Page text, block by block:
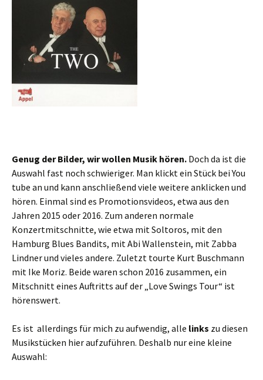
Genug der Bilder, wir wollen Musik hören. Doch da ist die
Auswahl fast noch schwieriger. Man klickt ein Stück bei You
tube an und kann anschließend viele weitere anklicken und
hören. Einmal sind es Promotionsvideos, etwa aus den
Jahren 2015 oder 2016. Zum anderen normale
Konzertmitschnitte, wie etwa mit Soltoros, mit den
Hamburg Blues Bandits, mit Abi Wallenstein, mit Zabba
Lindner und vieles andere. Zuletzt tourte Kurt Buschmann
mit Ike Moriz. Beide waren schon 2016 zusammen, ein
Mitschnitt eines Auftritts auf der „Love Swings Tour“ ist
hörenswert.
Es ist allerdings für mich zu aufwendig, alle links zu diesen
Musikstücken hier aufzuführen. Deshalb nur eine kleine
Auswahl: